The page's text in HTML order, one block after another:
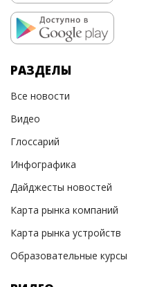
РАЗДЕЛЫ
Все новости
Видео
Глоссарий
Инфографика
Дайджесты новостей
Карта рынка компаний
Карта рынка устройств
Образовательные курсы